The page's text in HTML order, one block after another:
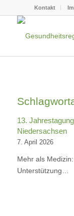
Kontakt
13.
Niedersachsen
7. April 2026
Mehr als
Unterstützung…